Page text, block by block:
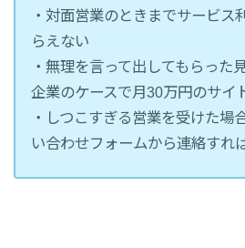
・対面営業のときまでサービス
らえない
・無理を言って出してもらった
企業のケースで月30万円のサイ
・しつこすぎる営業を受けた場
い合わせフォームから連絡すれ